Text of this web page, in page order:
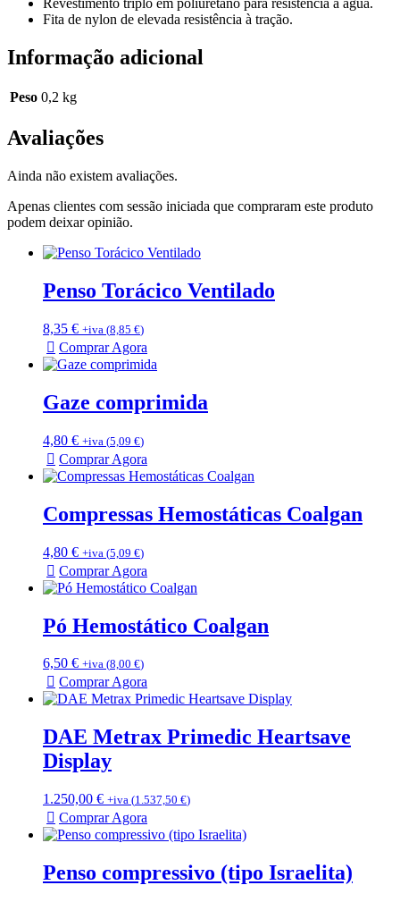
Fita de nylon de elevada resistência à tração.
Informação adicional
Peso 0,2 kg
Avaliações
Ainda não existem avaliações.
Apenas clientes com sessão iniciada que compraram este produto
podem deixar opinião.
Penso Torácico Ventilado
8,35 € +iva (8,85 €)
Comprar Agora
Gaze comprimida
4,80 € +iva (5,09 €)
Comprar Agora
Compressas Hemostáticas Coalgan
4,80 € +iva (5,09 €)
Comprar Agora
Pó Hemostático Coalgan
6,50 € +iva (8,00 €)
Comprar Agora
DAE Metrax Primedic Heartsave
Display
1.250,00 € +iva (1.537,50 €)
Comprar Agora
Penso compressivo (tipo Israelita)